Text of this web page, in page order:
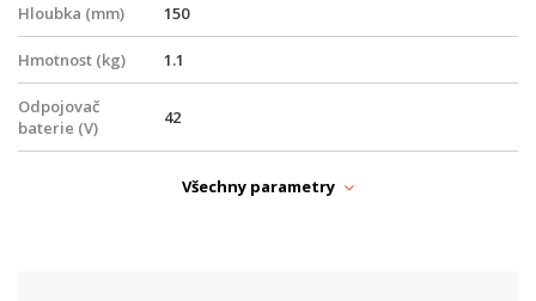
Hloubka (mm)
150
Hmotnost (kg) 1.1
Odpojovač
baterie (V)
42
Všechny parametry